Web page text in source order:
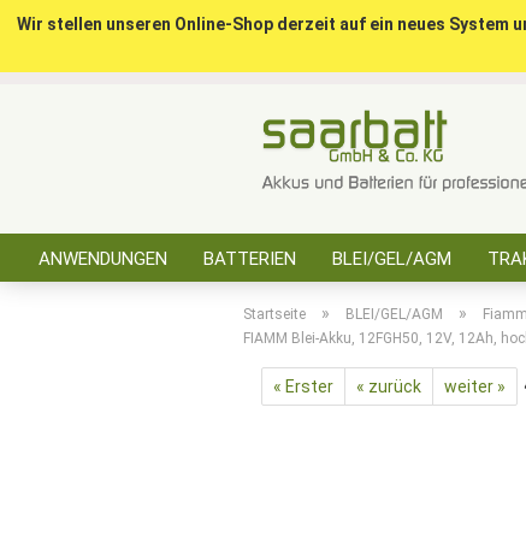
Wir stellen unseren Online-Shop derzeit auf ein neues System
ANWENDUNGEN BATTERIEN BLEI/GEL/AGM
Startseite » BLEI/GEL/AGM » Fiamm
FIAMM Blei-Akku, 12FGH50, 12V, 12Ah,
« Erster « zurück weiter »